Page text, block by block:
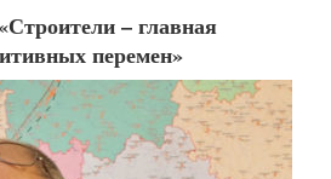
– главная
перемен»